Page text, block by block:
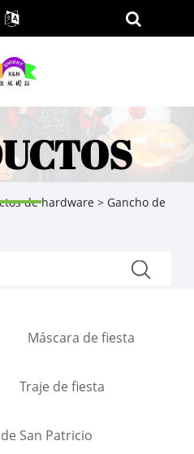
de hardware> Gancho de
Máscara de fiesta
Traje de fiesta
San Patricio